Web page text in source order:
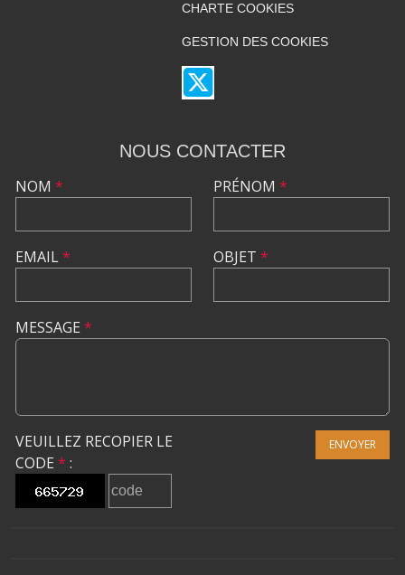
CHARTE COOKIES
GESTION DES COOKIES
NOUS CONTACTER
NOM *
EMAIL*
PRÉNOM *
OBJET *
MESSAGE *
VEUILLEZ RECOPIER LE
CODE * :
ENVOYER